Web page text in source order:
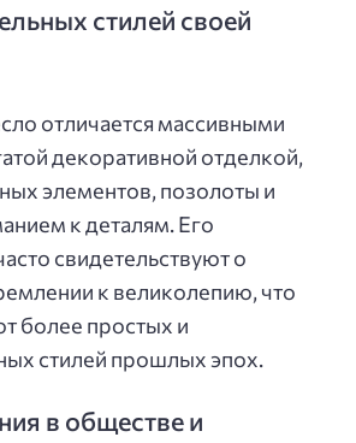
стилей своей
отличается массивными
декоративной отделкой,
элементов, позолоты и
к деталям. Его
свидетельствуют о
к великолепию, что
более простых и
стилей прошлых эпох.
в обществе и